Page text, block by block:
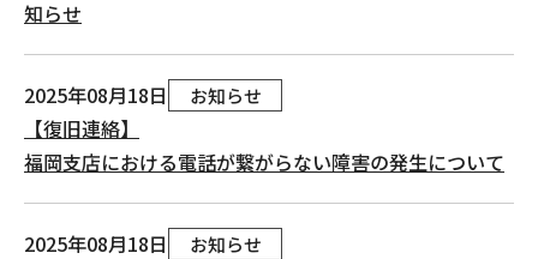
知らせ
2025年08月18日 お知らせ
【復旧連絡】
福岡支店における電話が繋がらない障害の発生について
2025年08月18日 お知らせ